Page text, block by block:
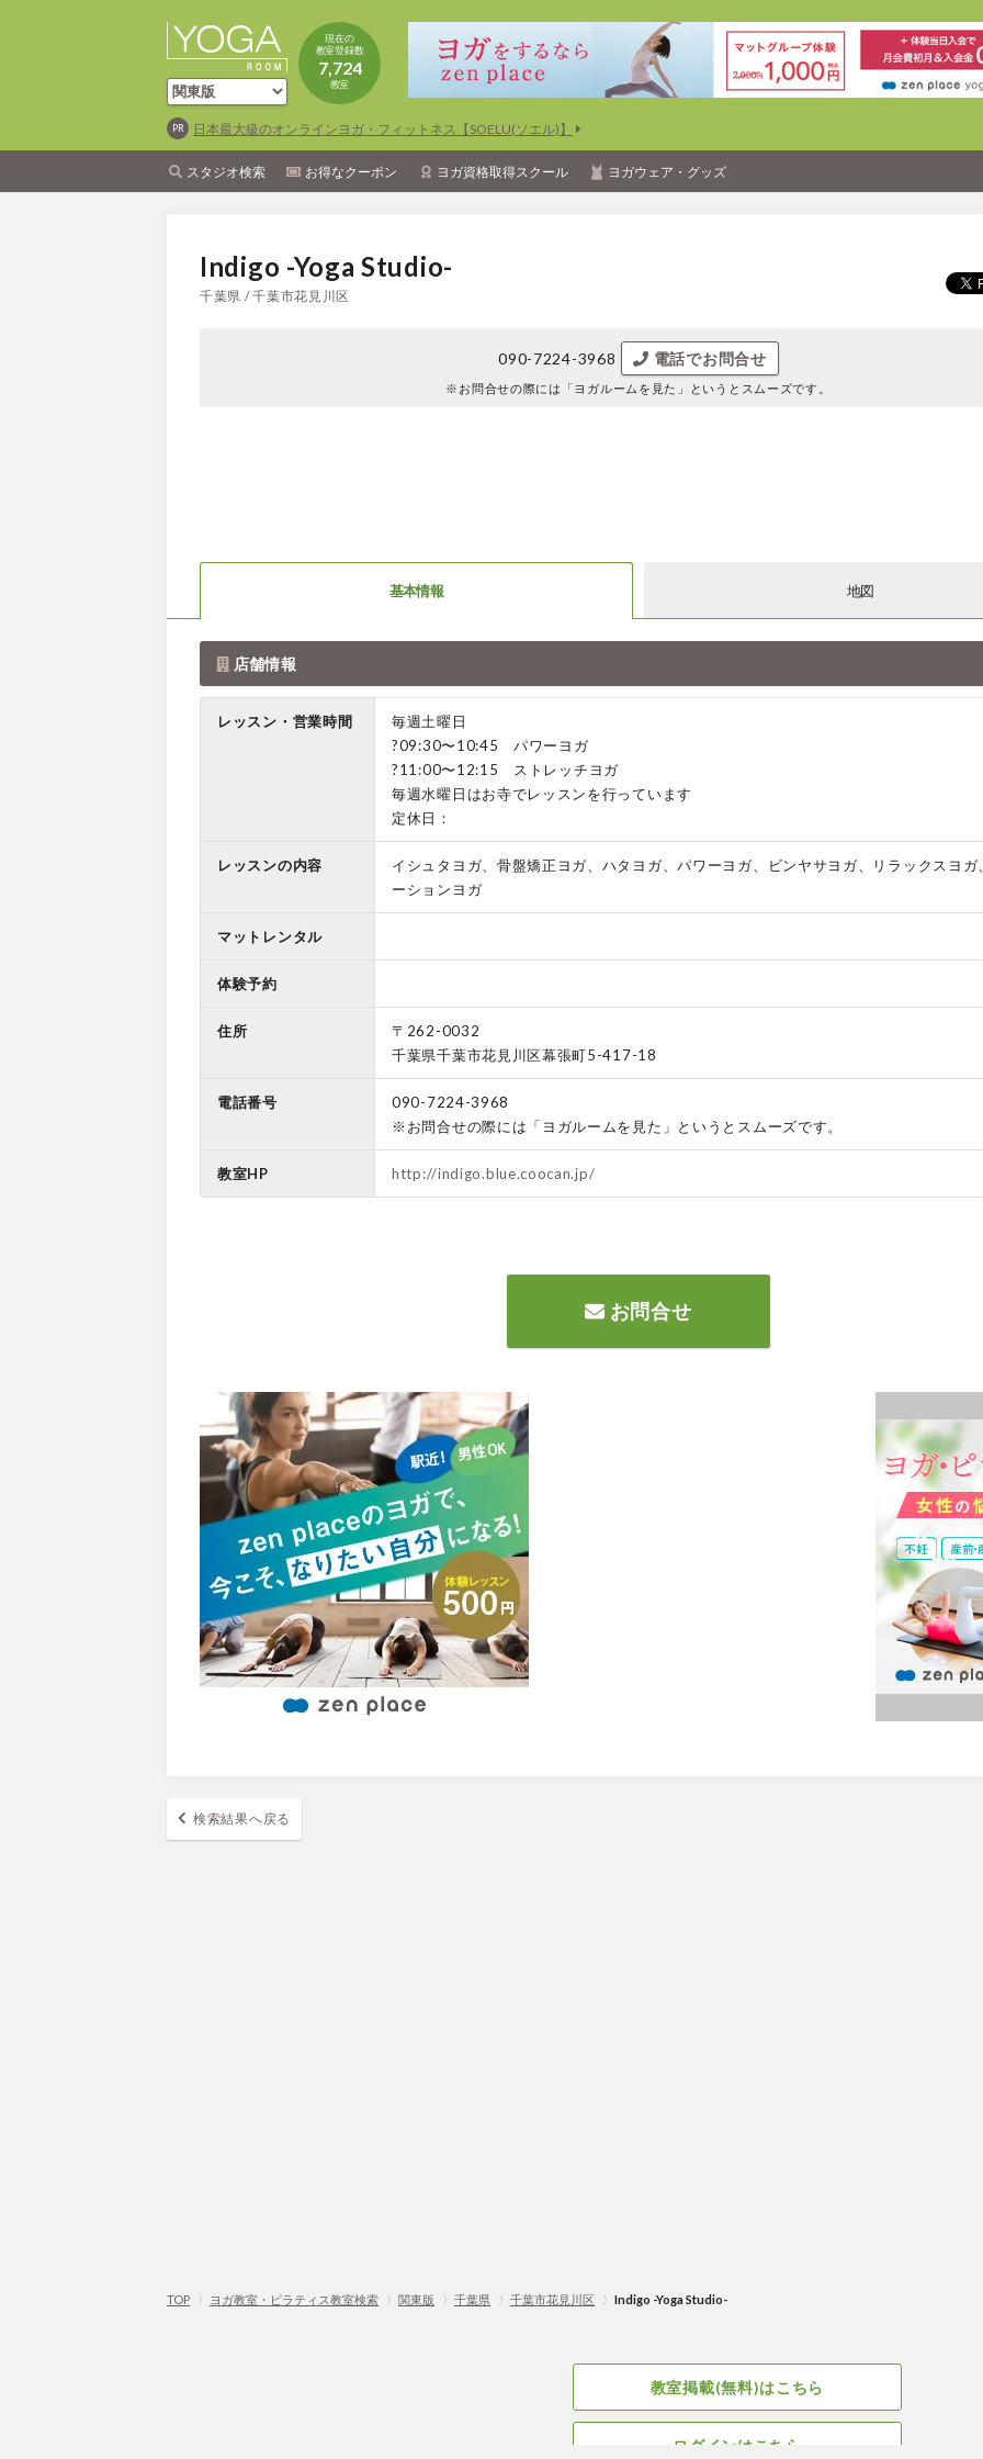
現在の
教室登録数
7,724
教室
日本最大級のオンラインヨガ・フィットネス【SOELU(ソエル)】
スタジオ検索 お得なクーポン ヨガ資格取得スクール ヨガウェア・グッズ
Indigo -Yoga Studio-
千葉県 / 千葉市花見川区
090-7224-3968 電話でお問合せ
※お問合せの際には 「ヨガルームを見た」というとスムーズです。
基本情報 地図
店舗情報
レッスン・営業時間
毎週土曜日
?09:30〜10:45 パワーヨガ
?11:00〜12:15 ストレッチヨガ
毎週水曜日はお寺でレッスンを行っています
定休日：
レッスンの内容
イシュタヨガ、骨盤矯正ヨガ、ハタヨガ、パワーヨガ、ビンヤサヨガ、リラックスヨガ
ーションヨガ
マットレンタル
体験予約
住所
〒262-0032
千葉県千葉市花見川区幕張町5-417-18
電話番号
090-7224-3968
※お問合せの際には「ヨガルームを見た」というとスムーズです。
教室HP http://indigo.blue.coocan.jp/
お問合せ
検索結果へ戻る
TOP 〉 ヨガ教室・ピラティス教室検索 〉 関東版 〉 千葉県 〉 千葉市花見川区 〉 Indigo -Yoga Studio-
教室掲載(無料)はこちら
ログインはこちら